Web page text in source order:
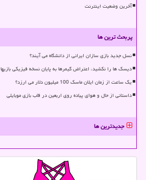
آخرین وضعیت اینترنت
پربحث ترین ها
نسل جدید بازی سازان ایرانی از دانشگاه می آیند؟
دیسک ها را نکشید، اعتراض گیمرها به پایان نسخه فیزیکی بازیها
یک ساعت از زمان ایلان ماسک 100 میلیون دلار می ارزد؟
داستانی از حال و هوای پیاده روی اربعین در قاب بازی موبایلی
جدیدترین ها